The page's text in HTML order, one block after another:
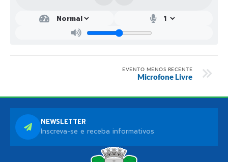
EVENTO MENOS RECENTE
Microfone Livre
NEWSLETTER
Inscreva-se e receba informativos